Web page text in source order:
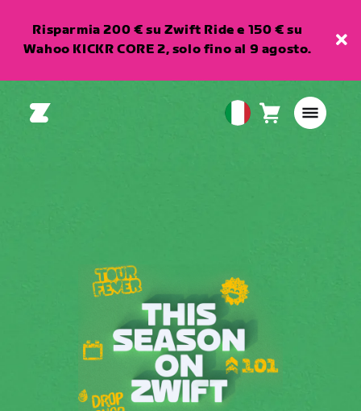
Risparmia 200 € su Zwift Ride e 150 € su
Wahoo KICKR CORE 2, solo fino al 9 agosto.
EuropeanCarrello0